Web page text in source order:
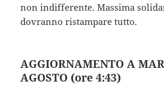
non indifferente. Massima
dovranno ristampare tutto.
AGGIORNAMENTO A
AGOSTO (ore 4:43)